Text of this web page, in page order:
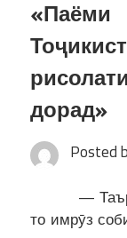
дорад»
Posted
—
то имрӯз